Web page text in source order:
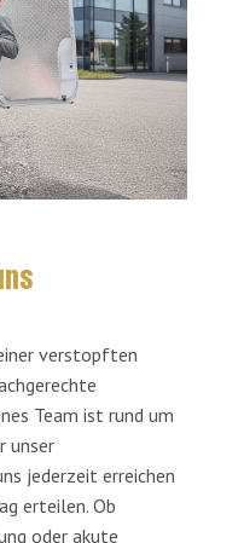
verstopften
Team ist rund um
unser
jederzeit erreichen
erteilen. Ob
oder akute